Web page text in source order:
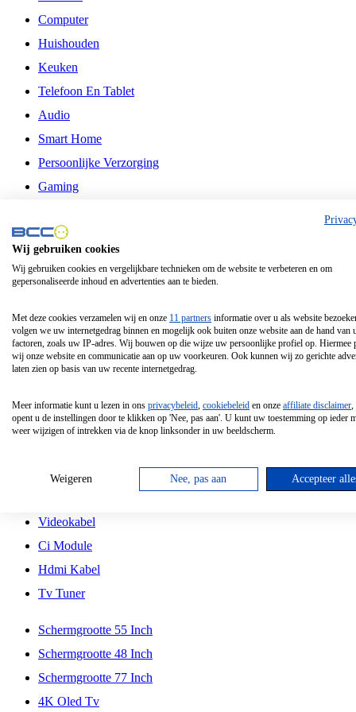
Computer
Huishouden
Keuken
Telefoon En Tablet
Audio
Smart Home
Persoonlijke Verzorging
Gaming
Philips
Schermgrootte 24 Inch
Schermgrootte 85 Inch
Schermgrootte 98 Inch
Tcl
Hd Led Tv
Antennekabel
Videokabel
Ci Module
Hdmi Kabel
Tv Tuner
Schermgrootte 55 Inch
Schermgrootte 48 Inch
Schermgrootte 77 Inch
4K Oled Tv
Wij gebruiken cookies
Wij gebruiken cookies en vergelijkbare technieken om de website te verbeteren en om
gepersonaliseerde inhoud en advertenties aan te bieden.
Met deze cookies verzamelen wij en onze 11 partners informatie over u als website
volgen we uw internetgedrag binnen en mogelijk ook buiten onze website aan de hand van
factoren, zoals uw IP-adres. Wij bouwen op die wijze uw persoonlijke profiel op. Hiermee
wij onze website en communicatie aan op uw voorkeuren. Ook kunnen wij zo gerichte
laten zien op basis van uw recente internetgedrag.
Meer informatie kunt u lezen in ons privacybeleid, cookiebeleid en onze affiliate disclaimer,
opent u de instellingen door te klikken op 'Nee, pas aan'. U kunt uw toestemming op ieder
weer wijzigen of intrekken via de knop linksonder in uw beeldscherm.
Weigeren Nee, pas aan Accepteer